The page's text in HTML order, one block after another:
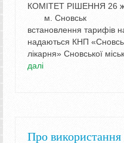
КОМІТЕТ РІШЕННЯ
м.
встановлення тарифів
надаються КНП
лікарня» Сновської
далі
Про